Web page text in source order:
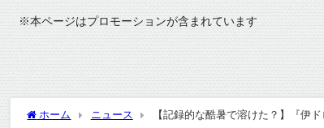
※本ページはプロモーションが含まれています
ホーム ニュース 【記録的な酷暑で溶けた？】『伊